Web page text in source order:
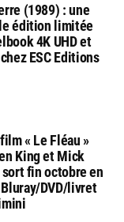
(1989) : une
édition limitée
4K UHD et
ESC Editions
« Le Fléau »
King et Mick
fin octobre en
DVD/livret